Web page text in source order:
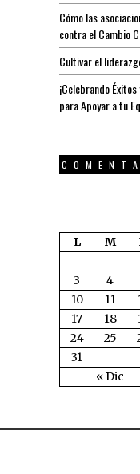
Cómo las
contra el Cambio
Cultivar el
¡Celebrando
para Apoyar a tu
L
M
« Dic
3
4
10
11
17
18
24
25
31